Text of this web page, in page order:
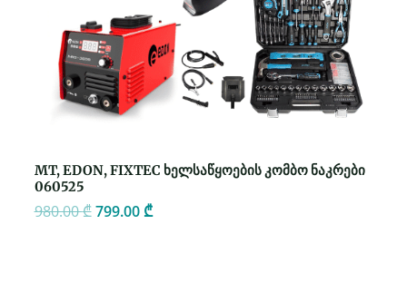
MT, EDON, FIXTEC ხელსაწყოების კომბო ნაკრები
060525
980.00₾799.00₾